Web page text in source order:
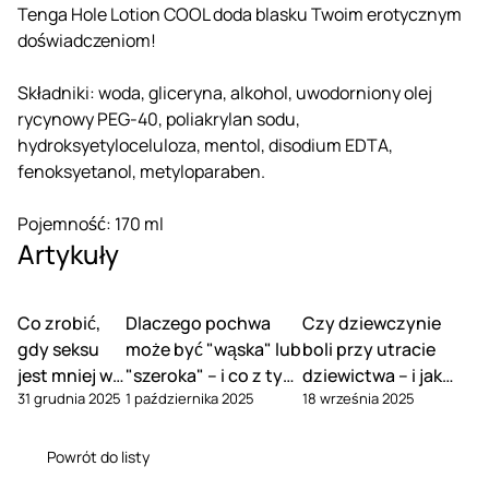
Tenga Hole Lotion COOL doda blasku Twoim erotycznym
doświadczeniom!
Składniki: woda, gliceryna, alkohol, uwodorniony olej
rycynowy PEG-40, poliakrylan sodu,
hydroksyetyloceluloza, mentol, disodium EDTA,
fenoksyetanol, metyloparaben.
Pojemność: 170 ml
Artykuły
Co zrobić,
gdy seksu
jest mniej w
związku
31 grudnia 2025
Dlaczego pochwa
może być "wąska" lub
"szeroka" – i co z tym
zrobić
1 października 2025
Czy dziewczynie
boli przy utracie
dziewictwa – i jak
tego uniknąć
18 września 2025
Powrót do listy